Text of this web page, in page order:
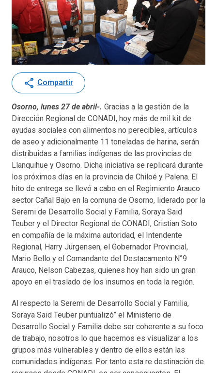
share Compartir
Osorno, lunes 27 de abril-. Gracias a la gestión de la
Dirección Regional de CONADI, hoy más de mil kit de
ayudas sociales con alimentos no perecibles, artículos
de aseo y adicionalmente 11 toneladas de harina, serán
distribuidas a familias indígenas de las provincias de
Llanquihue y Osorno. Dicha iniciativa se replicará durante
los próximos días en la provincia de Chiloé y Palena. El
hito de entrega se llevó a cabo en el Regimiento Arauco
sector Cañal Bajo en la comuna de Osorno, liderado por la
Seremi de Desarrollo Social y Familia, Soraya Said
Teuber y el Director Regional de CONADI, Cristian Soto
en compañía de la máxima autoridad, el Intendente
Regional, Harry Jürgensen, el Gobernador Provincial,
Mario Bello y el Comandante del Destacamento N°9
Arauco, Nelson Cabezas, quienes hoy han sido un gran
apoyo en el traslado de los insumos en toda la región.
Al respecto la Seremi de Desarrollo Social y Familia,
Soraya Said Teuber puntualizó” el Ministerio de
Desarrollo Social y Familia debe ser coherente a su foco
de trabajo, nosotros lo que hacemos es visualizar a los
grupos más vulnerables y dentro de ellos están las
comunidades indígenas. Por tanto esta re destinación de